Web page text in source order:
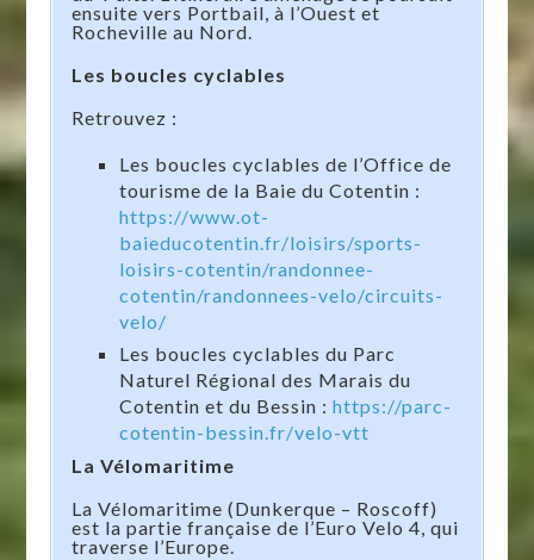
ensuite vers Portbail, à l’Ouest et
Rocheville au Nord.
Les boucles cyclables
Retrouvez :
Les boucles cyclables de l’Office de
tourisme de la Baie du Cotentin :
https://www.ot-
baieducotentin.fr/loisirs/sports-
loisirs-cotentin/randonnee-
cotentin/randonnees-velo/circuits-
velo/
Les boucles cyclables du Parc
Naturel Régional des Marais du
Cotentin et du Bessin :https://parc-
cotentin-bessin.fr/velo-vtt
La Vélomaritime
La Vélomaritime (Dunkerque – Roscoff)
est la partie française de l’Euro Velo 4, qui
traverse l’Europe.